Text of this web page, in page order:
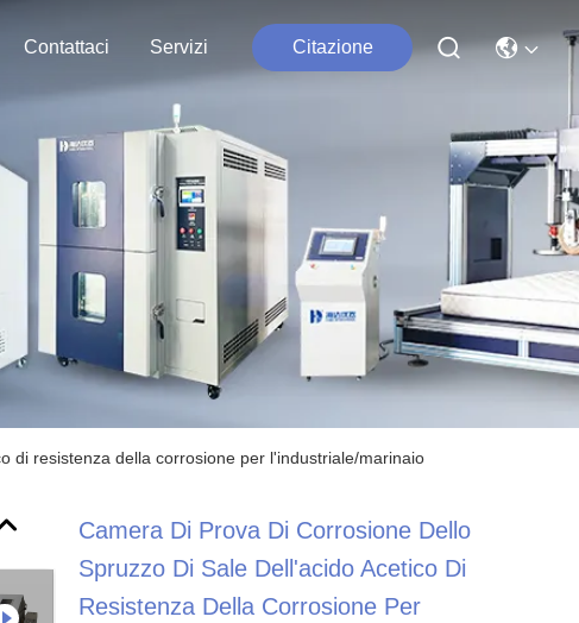
Contattaci Servizi Citazione
di resistenza della corrosione per l'industriale/marinaio
Camera Di Prova Di Corrosione Dello
Spruzzo Di Sale Dell'acido Acetico Di
Resistenza Della Corrosione Per